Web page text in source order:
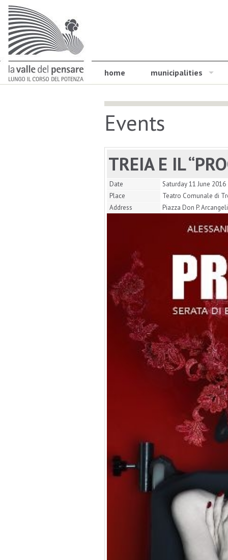
home municipalities
Events
TREIA E IL
Date
Saturday 11 June 2016
Place
Teatro Comunale di
Address
Piazza Don P.